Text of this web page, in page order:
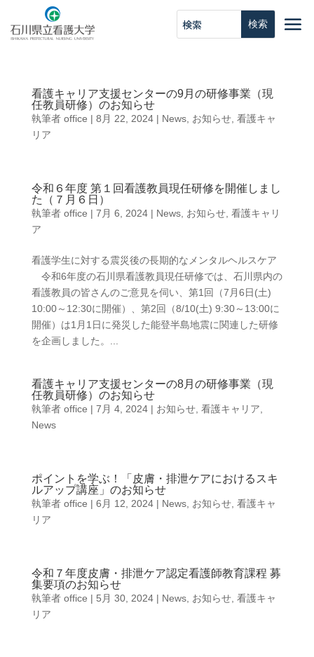
看護キャリア支援センターの9月の研修事業（現
任教員研修）のお知らせ
執筆者 office | 8月 22, 2024| News, お知らせ, 看護キャ
リア
令和６年度 第１回看護教員現任研修を開催しまし
た（７月６日）
執筆者 office | 7月 6, 2024| News, お知らせ, 看護キャリ
ア
看護学生に対する震災後の長期的なメンタルヘルスケア
令和6年度の石川県看護教員現任研修では、石川県内の
看護教員の皆さんのご意見を伺い、第1回（7月6日(土)
10:00～12:30に開催）、第2回（8/10(土) 9:30～13:00に
開催）は1月1日に発災した能登半島地震に関連した研修
を企画しました。...
看護キャリア支援センターの8月の研修事業（現
任教員研修）のお知らせ
執筆者 office | 7月 4, 2024| お知らせ, 看護キャリア
News
ポイントを学ぶ！「皮膚・排泄ケアにおけるスキ
ルアップ講座」のお知らせ
執筆者 office | 6月 12, 2024| News, お知らせ, 看護キャ
リア
令和７年度皮膚・排泄ケア認定看護師教育課程 募
集要項のお知らせ
執筆者 office | 5月 30, 2024| News, お知らせ, 看護キャ
リア